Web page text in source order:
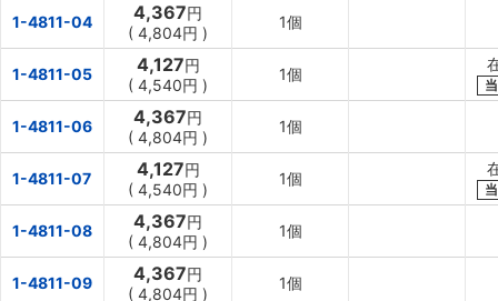
1-4811-04 4,367円
( 4,804円 )
1個
1-4811-05 4,127円
( 4,540円 )
1個
1-4811-06 4,367円
( 4,804円 )
1個
1-4811-07 4,127円
( 4,540円 )
1個
1-4811-08 4,367円
( 4,804円 )
1個
1-4811-09 4,367円
( 4,804円 )
1個